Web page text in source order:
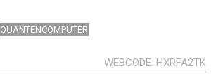
QUANTENCOMPUTER
WEBCODE HXRFA2TK